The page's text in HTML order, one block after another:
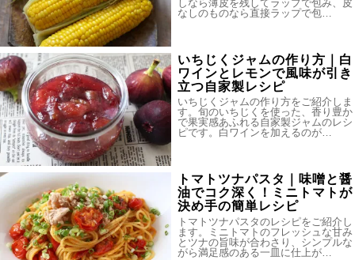
しなら薄皮を残してラップで包み、皮
なしのものなら直接ラップで包…
いちじくジャムの作り方｜白
ワインとレモンで風味が引き
立つ自家製レシピ
いちじくジャムの作り方をご紹介しま
す。旬のいちじくを使った、香り豊か
で果実感あふれる自家製ジャムのレシ
ピです。白ワインを加えるのが…
トマトツナパスタ｜味噌と醤
油でコク深く！ミニトマトが
決め手の簡単レシピ
トマトツナパスタのレシピをご紹介し
ます。ミニトマトのフレッシュな甘み
とツナの旨味が合わさり、シンプルな
がら満足感のある一皿に仕上が…